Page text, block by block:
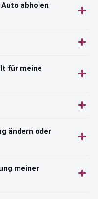
abholen
für meine
ändern oder
meiner